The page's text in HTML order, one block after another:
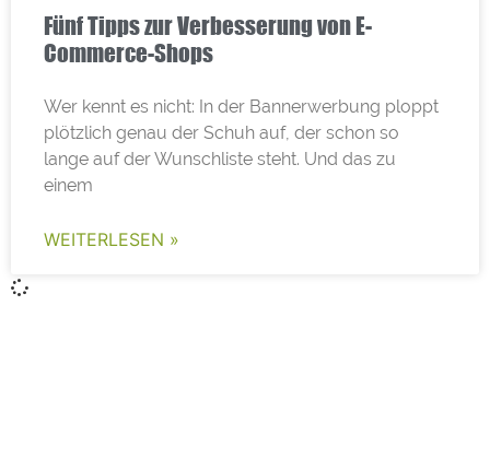
Fünf Tipps zur Verbesserung von E-
Commerce-Shops
Wer kennt es nicht: In der Bannerwerbung ploppt
plötzlich genau der Schuh auf, der schon so
lange auf der Wunschliste steht. Und das zu
einem
WEITERLESEN »